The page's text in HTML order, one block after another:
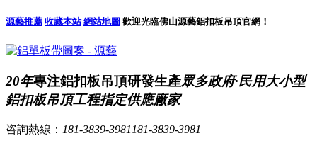
源藝推薦 收藏本站 網站地圖 歡迎光臨佛山源藝鋁扣板吊頂官網！
20年專注鋁扣板吊頂研發生產眾多政府·民用大小型
鋁扣板吊頂工程指定供應廠家
咨詢熱線： 181-3839-3981 181-3839-3981